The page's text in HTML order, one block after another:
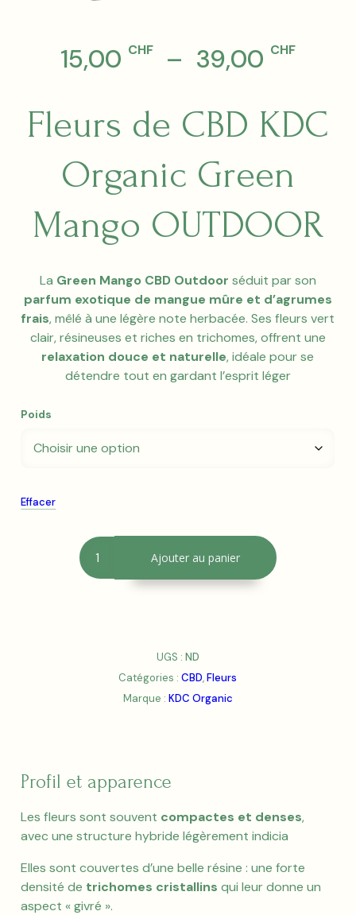
15,00 CHF – 39,00 CHF
prix :
à
Fleurs de CBD KDC
Organic Green
Mango OUTDOOR
La Green Mango CBD Outdoor séduit par son
parfum exotique de mangue mûre et d’agrumes
frais, mêlé à une légère note herbacée. Ses fleurs vert
clair, résineuses et riches en trichomes, offrent une
relaxation douce et naturelle, idéale pour se
détendre tout en gardant l’esprit léger
Poids
Effacer
quantité
de
Fleurs
OUTDOOR
Ajouter au panier
t
e
n
UGS : ND
Catégories :CBD,Fleurs
Marque : KDC Organic
Profil et apparence
Les fleurs sont souvent compactes et denses,
avec une structure hybride légèrement indicia
Elles sont couvertes d’une belle résine : une forte
densité de trichomes cristallins qui leur donne un
aspect « givré ».